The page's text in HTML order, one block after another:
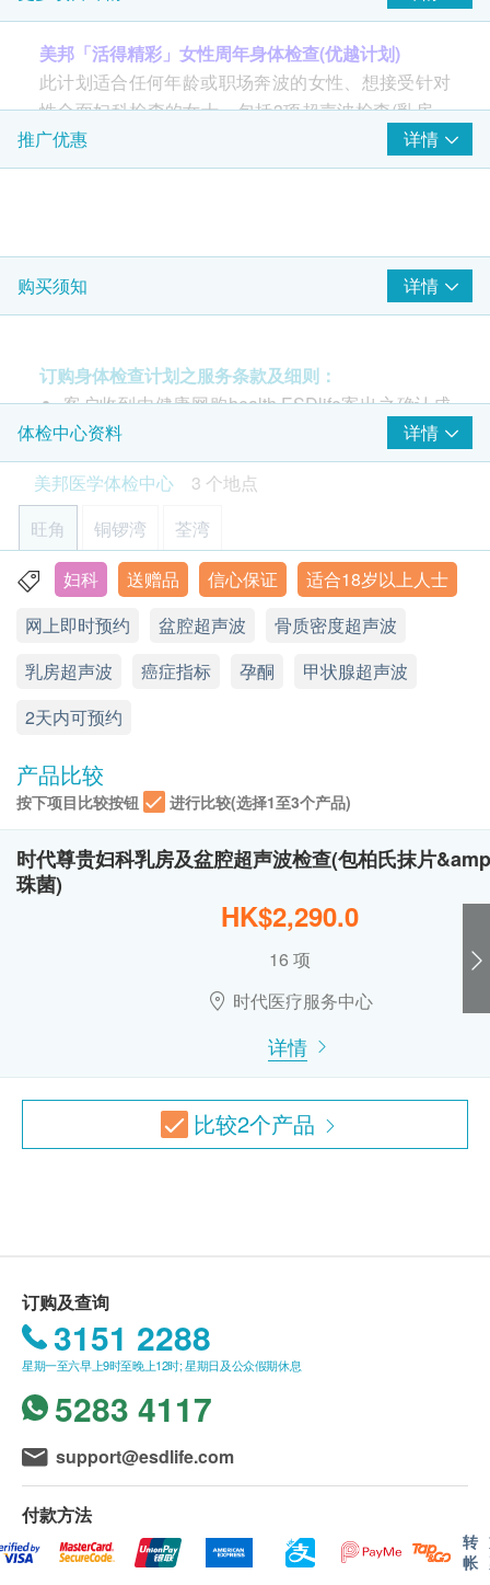
Smartech - “Mini Palm” 迷你无段变速强风风扇 (原价$398)
$200扣减优惠 (不可与优惠码叠加使用)
St. Alexander II Polo Club 20吋行李箱（价值$980）
$200 百佳电子礼券
德国麻疹抗体IgG
糖化血色素
2 加送项目
新柏氏子宫颈液基薄片检查
3 重点项目
超声波检查
盆腔超声波-只限女士
B超檢查- 乳房
甲状腺超声波
B超檢查-骨质密度
乳癌风险评估 重点项目
乳房肿瘤指标 (癌抗原 15.3)
卵巢癌风险评估 重点项目
卵巢肿瘤指标 (癌抗原125) (只限女性)
4 基本项目
心脏检查
总肌酸磷激酵素
详细医学问卷
体重
血脂
糖尿
血糖
肝功能
谷丙转氨酶
谷草转氨酶
总胆红素
肾功能
(只限有性经验女性)
34% off
HK$410.0 HK$620
肺X光平片
基本的肺部检查
*此项目不适用于观塘分店
癌症指标测试组合A
包括肝癌指标、胰脏癌指标、胃肿瘤指标、鼻咽癌肿瘤指标
HK$990.0
胰臟癌指標
HK$ 380.0
肺部问题伸延检查
包括针对非小细胞肺癌及小细胞肺癌肿瘤标志物含量及X光肺
平片项目
*此项目不适用于观塘分店
HK$
750.0
4合1心血管疾病伸延检查
固问题
癌胚抗原 72.4 (胃)
胃癌指標
肝炎伸延检查
检查项目及检测乙型肝炎表面抗体以判断是否存有乙型肝炎免
疫。
HK$
铁蛋白水平升高反映某身体器官或组织受损
艾滋病（1+2）抗体
检查血液内艾滋病抗体，有助检验是否感染艾滋病病毒
B超檢查 - 上腹
包括膽管、膽囊、肝、腎、胰、脾
HK$1,400.0
HK$1,220.0
血型 & 恆河猴因子
HK$105.0
癌胚抗原 CEA (肠)
結腸癌指標
美邦「活得精彩」女性周年身体检查(优越计划)
此计划适合任何年龄或职场奔波的女性、想接受针对
性全面妇科检查的女士。包括3项超声波检查(乳房、
甲状腺及盘腔)、2项肿瘤指标、骨质密度测试、红斑
狼疮细胞LE、身体组织损伤指标、血脂、肝功能、肾
香港女性很多时需同时兼顾家庭及事业，急速的生活
节奏往往使她们忽略了定期验身对身体的重要性。事
实上，任何年龄的女性都有可能受到不同疾病的影
康及生殖器官状况，及早作出适当的预防及治疗，减
低受严重疾病威胁的机会。
盆腔超声波
非入侵性影像学检查，过程简单，可清晰观察女士
盆腔内的健康状况。
没有辐射等副作用，以超声波仪器检查子宫及卵巢
的健康状况，准确度更高。
可及早发现多种的妇科病，如子宫颈腺体或卵巢囊
肿，子宫内结构异常，子宫肌瘤，子宫内膜增生，
其他息肉及肿瘤等。
卵巢癌-癌抗原125
卵巢癌是香港女性十大最高发病率癌症之一，主要
是在盆腔深处。由于病发初期病征不明显，女士们
因而耽误诊断与治疗。
巢癌病人的标准程序。
125水平都有上升的情况，而约90 %的晚期卵巢癌
病人体内的癌抗原125超标
乳房超声波扫描是利用“声波”造成一幅体内的图
像，可检验乳房肿块，检测并预防乳癌。
检查会于您的乳房涂上啫喱状液体，然后用一个类
乳癌-癌抗原15.3
属于血液检查，能简单验出患癌的风险。
患有乳癌的病人通常都有较高的癌抗原15.3水平，
乳癌肿瘤标记可用来监测患乳癌的机会。
甲状腺超声波
适合经常处于高压力工作的女性。
以超声波扫描，更准确地检验出甲状腺肿瘤、甲状
腺发炎、颈部肿等情况。
推广优惠 详情
购买须知 详情
订购身体检查计划之服务条款及细则：
客户收到由健康网购health.ESDlife寄出之确认成
功付款电邮后，美邦医学体检中心将于随后1-2个
工作天的办公时间内，致电客户预约身体检查的时
间及地点。客户亦可致电查询或在订单确认后1个
工作天致电该中心预约 (电话：2369 0680)。
购买计划后可安排由健康网购health.ESDlife发出
的正式收据，并于7-14个工作天后寄出。客户可于
购买时提出收据要求，或经以下方法联络客户服务
员: 电邮 (support@esdlife.com) 或电话 (3151
2288)。
健康检查计划只适用于10岁或以上之人士
未成年客人体检指引 (10岁至18歳以下人士)
(1) 有家长或监护人陪同者
在中心即场签署同意书，并出示身份证明文件，经
核实无误后可提供服务。
(2) 没有家长或监护人陪同者
由其他成年人陪同到中心，出示已签署的同意书及
B.16歳至未满18岁者：
客人自行到中心，出示已签署的同意书及签署者的
本身体检查计划有效期为12个月，客户必须于12
个月内(由确认付款日期起计)接受有关检查，客户
*疫苗注射均由注册医生/医护人员负责注射程序及此
服务隻适用于佐敦检验中心 (办公时间：星期一、三
及六；下午2时至6时)。
备注：
医生讲解报告只限旺角分店
分店查询。
如果客户已完成电话或面解服务，若再要求讲解，
需另外收取解析报告费，价钱请向美邦查询。
客户若体检后3个月内不提取报告，所有报告一律
体检中心资料
详情
美邦医学体检中心
3 个地点
旺角
铜锣湾 荃湾
旺角亚皆老街8号朗豪坊办公室大楼11楼
显示地图
星期一至六︰9:00a.m. – 1:00p.m.; 2:00p.m. – 6:00p.m.
热线电话：(852) 2369 0680
妇科 送赠品 信心保证
适合18岁以上人士
网上即时预约
盆腔超声波
骨质密度超声波
乳房超声波
癌症指标 孕酮
甲状腺超声波
2天内可预约
产品比较
按下项目比较按钮 进行比较(选择1至3个产品)
时代尊贵妇科乳房及盆腔超声波检查(包柏氏抹片
珠菌)
HK$2,290.0
16 项
时代医疗服务中心
详情
比较2个产品
订购及查询
3151 2288
星期一至六早上9时至晚上12时; 星期日及公众假期休息
5283 4117
support@esdlife.com
付款方法
转
帐